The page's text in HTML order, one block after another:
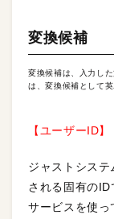
変換候補
変換候補は、入力し
は、変換候補として
【ユーザーID】
ジャストシス
される固有の
サービスを使っ